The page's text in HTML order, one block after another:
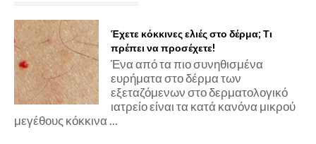
Έχετε κόκκινες ελιές στο δέρμα; Τι
πρέπει να προσέχετε!
Ένα από τα πιο συνηθισμένα
ευρήματα στο δέρμα των
εξεταζόμενων στο δερματολογικό
ιατρείο είναι τα κατά κανόνα μικρού
μεγέθους κόκκινα ...